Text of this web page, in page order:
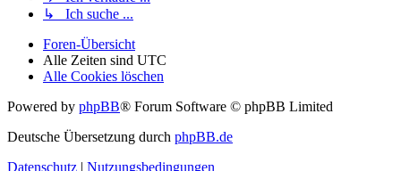
↳ Ich suche ...
Foren-Übersicht
Alle Zeiten sind UTC
Alle Cookies löschen
Powered by phpBB® Forum Software © phpBB Limited
Deutsche Übersetzung durch phpBB.de
Datenschutz
Nutzungsbedingungen